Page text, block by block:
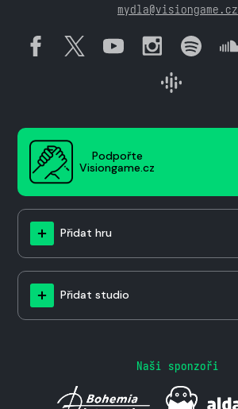
mydla@visiongame.cz
Podpořte
Visiongame.cz
Přidat hru
Přidat studio
Naši sponzoři